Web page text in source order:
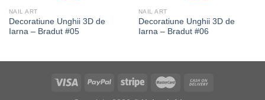
NAIL ART
Decoratiune Unghii 3D de
Iarna – Bradut #05
NAIL ART
Decoratiune Unghii 3D de
Iarna – Bradut #06